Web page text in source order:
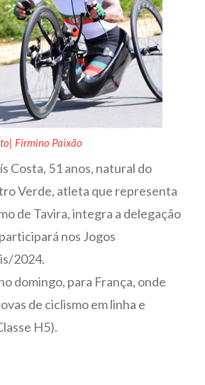
Firmino Paixão
Costa, 51 anos, natural do
Verde, atleta que representa
de Tavira, integra a delegação
nos Jogos
2024.
domingo, para França, onde
de ciclismo em linha e
H5).